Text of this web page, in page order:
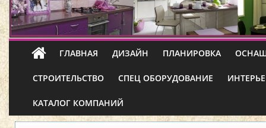
ГЛАВНАЯ ДИЗАЙН ПЛАНИРОВКА
СТРОИТЕЛЬСТВО СПЕЦ ОБОРУДОВАНИЕ
КАТАЛОГ КОМПАНИЙ